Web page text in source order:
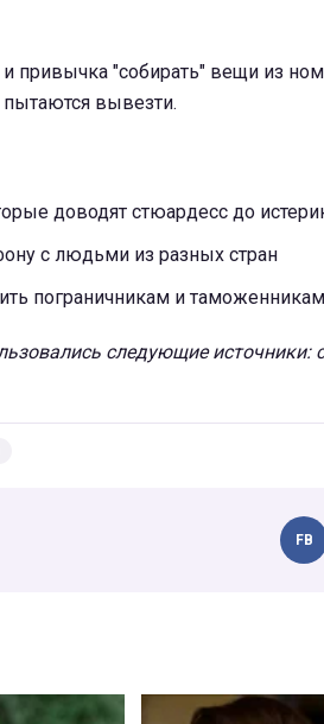
привычка "собирать" вещи из
вывезти.
доводят стюардесс до
с людьми из разных стран
пограничникам и таможенникам
следующие источники:
FB